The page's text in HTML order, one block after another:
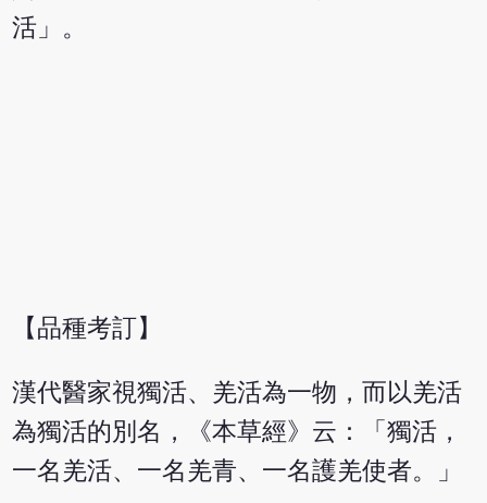
活」。
【品種考訂】
漢代醫家視獨活、羌活為一物，而以羌活
為獨活的別名，《本草經》云：「獨活，
一名羌活、一名羌青、一名護羌使者。」